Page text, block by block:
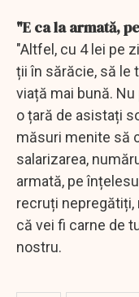
"E ca la armată,
"Altfel, cu 4 lei pe
ții în sărăcie, să le
viață mai bună.
o țară de asistați
măsuri menite să
salarizarea,
armată, pe
recruți nepregătiți,
că vei fi carne de
nostru.